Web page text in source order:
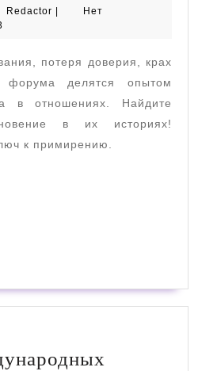
отношениях:
участников
форума
Redactor Redactor
Нет
потеря доверия, крах
форума делятся опытом
в отношениях. Найдите
в их историях!
к примирению.